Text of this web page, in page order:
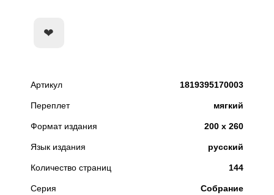
Артикул 1819395170003
Переплет мягкий
Формат издания 200 х 260
Язык издания русский
Количество страниц 144
Серия Собрание